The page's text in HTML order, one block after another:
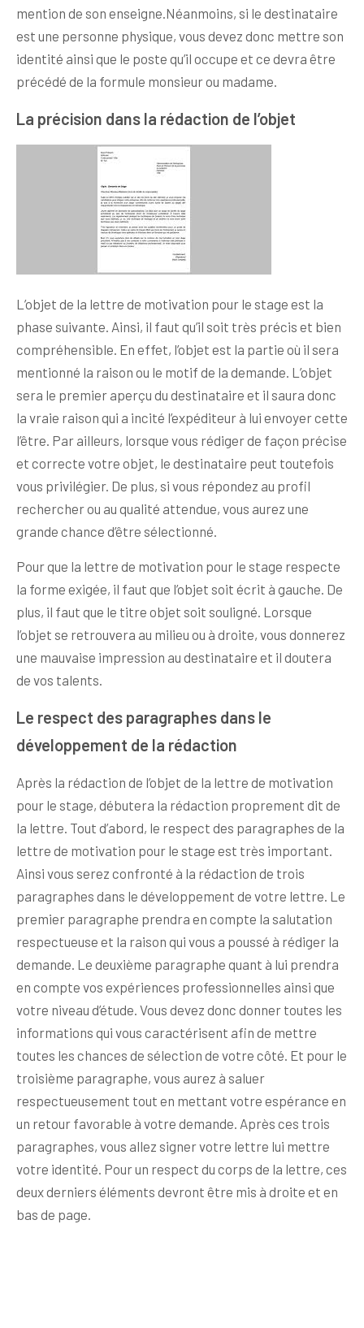
mention de son enseigne.Néanmoins, si le destinataire
est une personne physique, vous devez donc mettre son
identité ainsi que le poste qu’il occupe et ce devra être
précédé de la formule monsieur ou madame.
La précision dans la rédaction de l’objet
L’objet de la lettre de motivation pour le stage est la
phase suivante. Ainsi, il faut qu’il soit très précis et bien
compréhensible. En effet, l’objet est la partie où il sera
mentionné la raison ou le motif de la demande. L’objet
sera le premier aperçu du destinataire et il saura donc
la vraie raison qui a incité l’expéditeur à lui envoyer cette
l’être. Par ailleurs, lorsque vous rédiger de façon précise
et correcte votre objet, le destinataire peut toutefois
vous privilégier. De plus, si vous répondez au profil
rechercher ou au qualité attendue, vous aurez une
grande chance d’être sélectionné.
Pour que la lettre de motivation pour le stage respecte
la forme exigée, il faut que l’objet soit écrit à gauche. De
plus, il faut que le titre objet soit souligné. Lorsque
l’objet se retrouvera au milieu ou à droite, vous donnerez
une mauvaise impression au destinataire et il doutera
de vos talents.
Le respect des paragraphes dans le
développement de la rédaction
Après la rédaction de l’objet de la lettre de motivation
pour le stage, débutera la rédaction proprement dit de
la lettre. Tout d’abord, le respect des paragraphes de la
lettre de motivation pour le stage est très important.
Ainsi vous serez confronté à la rédaction de trois
paragraphes dans le développement de votre lettre. Le
premier paragraphe prendra en compte la salutation
respectueuse et la raison qui vous a poussé à rédiger la
demande. Le deuxième paragraphe quant à lui prendra
en compte vos expériences professionnelles ainsi que
votre niveau d’étude. Vous devez donc donner toutes les
informations qui vous caractérisent afin de mettre
toutes les chances de sélection de votre côté. Et pour le
troisième paragraphe, vous aurez à saluer
respectueusement tout en mettant votre espérance en
un retour favorable à votre demande. Après ces trois
paragraphes, vous allez signer votre lettre lui mettre
votre identité. Pour un respect du corps de la lettre, ces
deux derniers éléments devront être mis à droite et en
bas de page.